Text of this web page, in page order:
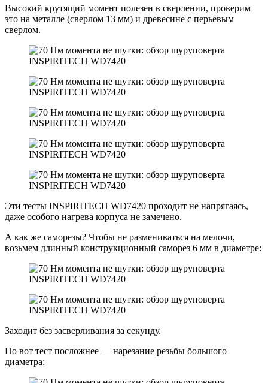
Высокий крутящий момент полезен в сверлении, проверим
это на металле (сверлом 13 мм) и древесине с перьевым
сверлом.
Эти тесты INSPIRITECH WD7420 проходит не напрягаясь,
даже особого нагрева корпуса не замечено.
А как же саморезы? Чтобы не размениваться на мелочи,
возьмем длинный конструкционный саморез 6 мм в диаметре:
Заходит без засверливания за секунду.
Но вот тест посложнее — нарезание резьбы большого
диаметра: